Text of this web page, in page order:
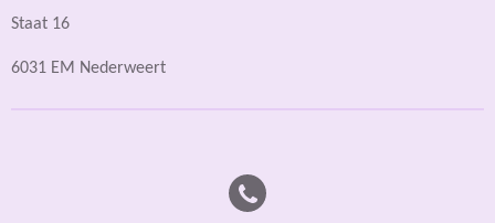
Staat 16
6031 EM Nederweert